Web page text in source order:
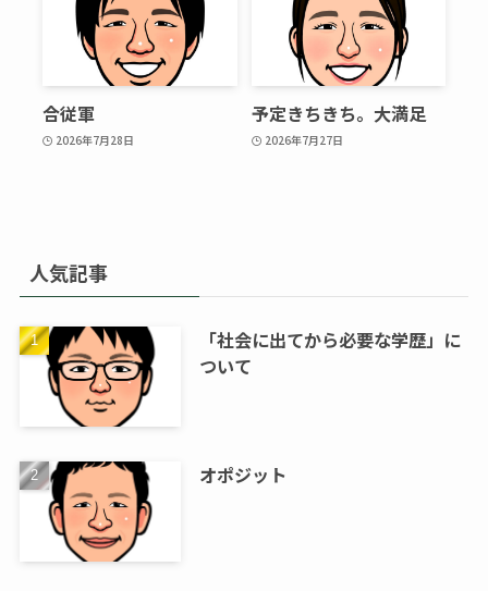
合従軍
2026年7月28日
予定きちきち。大満足
2026年7月27日
人気記事
「社会に出てから必要な学歴」に
ついて
オポジット